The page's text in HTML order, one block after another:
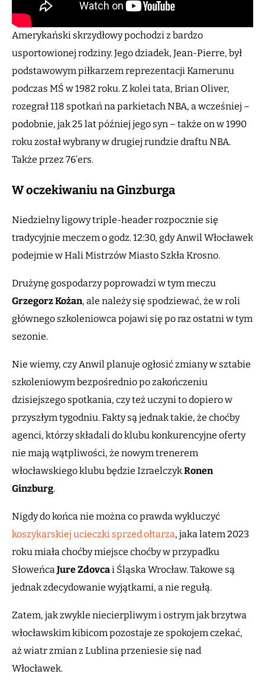
Amerykański skrzydłowy pochodzi z bardzo
usportowionej rodziny. Jego dziadek, Jean-Pierre, był
podstawowym piłkarzem reprezentacji Kamerunu
podczas MŚ w 1982 roku. Z kolei tata, Brian Oliver,
rozegrał 118 spotkań na parkietach NBA, a wcześniej –
podobnie, jak 25 lat później jego syn – także on w 1990
roku został wybrany w drugiej rundzie draftu NBA.
Także przez 76’ers.
W oczekiwaniu na Ginzburga
Niedzielny ligowy triple-header rozpocznie się
tradycyjnie meczem o godz. 12:30, gdy Anwil Włocławek
podejmie w Hali Mistrzów Miasto Szkła Krosno.
Drużynę gospodarzy poprowadzi w tym meczu
Grzegorz Kożan, ale należy się spodziewać, że w roli
głównego szkoleniowca pojawi się po raz ostatni w tym
sezonie.
Nie wiemy, czy Anwil planuje ogłosić zmiany w sztabie
szkoleniowym bezpośrednio po zakończeniu
dzisiejszego spotkania, czy też uczyni to dopiero w
przyszłym tygodniu. Fakty są jednak takie, że choćby
agenci, którzy składali do klubu konkurencyjne oferty
nie mają wątpliwości, że nowym trenerem
włocławskiego klubu będzie IzraelczykRonen
Ginzburg.
Nigdy do końca nie można co prawda wykluczyć
koszykarskiej ucieczki sprzed ołtarza, jaka latem 2023
roku miała choćby miejsce choćby w przypadku
SłoweńcaJure Zdovcai Śląska Wrocław. Takowe są
jednak zdecydowanie wyjątkami, a nie regułą.
Zatem, jak zwykle niecierpliwym i ostrym jak brzytwa
włocławskim kibicom pozostaje ze spokojem czekać,
aż wiatr zmian z Lublina przeniesie się nad
Włocławek.